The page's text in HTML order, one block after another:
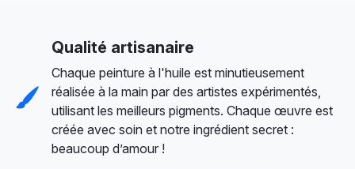
Qualité artisanaire
Chaque peinture à l'huile est minutieusement
réalisée à la main par des artistes expérimentés,
utilisant les meilleurs pigments. Chaque œuvre est
créée avec soin et notre ingrédient secret :
beaucoup d’amour !